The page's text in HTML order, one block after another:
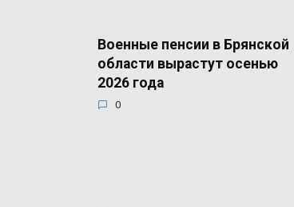
Военные пенсии в Брянской
области вырастут осенью
2026 года
0